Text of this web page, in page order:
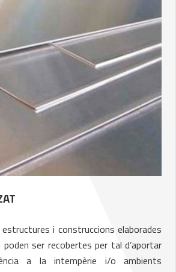
estructures i construccions elaborades
poden ser recobertes per tal d’aportar
a la intempèrie i/o ambients